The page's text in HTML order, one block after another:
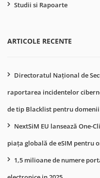
Studii si Rapoarte
ARTICOLE RECENTE
Directoratul Național de
raportarea incidentelor
de tip Blacklist pentru
NextSiM EU lansează One-
piața globală de eSIM pentru
1,5 milioane de numere